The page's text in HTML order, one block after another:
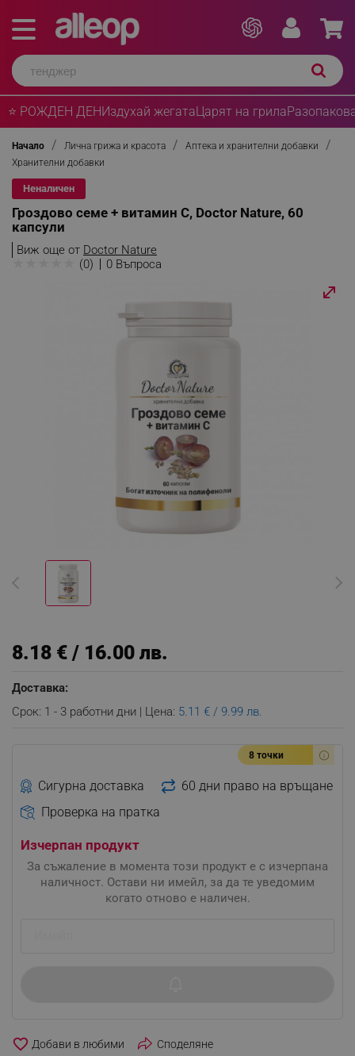
⭐ РОЖДЕН ДЕНИздухай жегатаЦарят на грила
Начало Лична грижа и красота
Аптека и хранителни добавки
Хранителни добавки
Неналичен
Гроздово семе + витамин С, Doctor Nature, 60
капсули
Виж още от Doctor Nature
★ (0) 0 Въпроса
8.18 € / 16.00 лв.
Доставка:
Срок: 1 - 3 работни дни | Цена: 5.11 € / 9.99 лв.
8 точки
Сигурна доставка
60 дни право на връщане
Проверка на пратка
Изчерпан продукт
За съжаление в момента този продукт е с изчерпана
наличност. Остави ни имейл, за да те уведомим
когато отново е наличен.
favorite_border Споделяне